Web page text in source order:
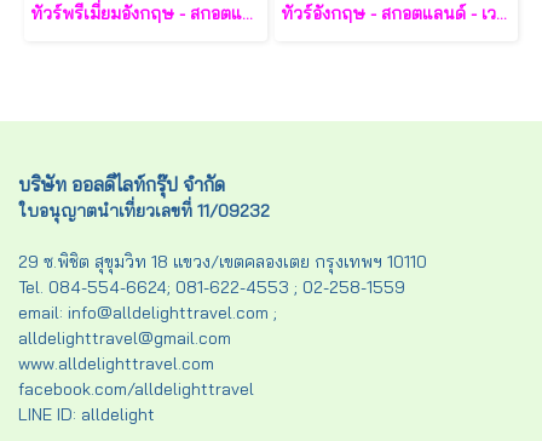
ทัวร์พรีเมี่ยมอังกฤษ - สกอตแลนด์ -เวลล์ 11 วัน - TG ทัวร์อังกฤษ - สกอตแลนด์ - เวลส์ 10 วัน - TG
บริษัท ออลดีไลท์กรุ๊ป จำกัด
ใบอนุญาตนำเที่ยวเลขที่ 11/09232
29 ซ.พิชิต สุขุมวิท 18 แขวง/เขตคลองเตย กรุงเทพฯ 10110
Tel. 084-554-6624; 081-622-4553 ; 02-258-1559
email: info@alldelighttravel.com ;
alldelighttravel@gmail.com
www.alldelighttravel.com
facebook.com/alldelighttravel
LINE ID: alldelight